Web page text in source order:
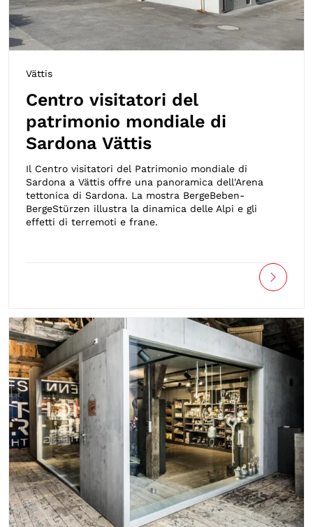
Vättis
Centro visitatori del
patrimonio mondiale di
Sardona Vättis
Il Centro visitatori del Patrimonio mondiale di
Sardona a Vättis offre una panoramica dell'Arena
tettonica di Sardona. La mostra BergeBeben-
BergeStürzen illustra la dinamica delle Alpi e gli
effetti di terremoti e frane.